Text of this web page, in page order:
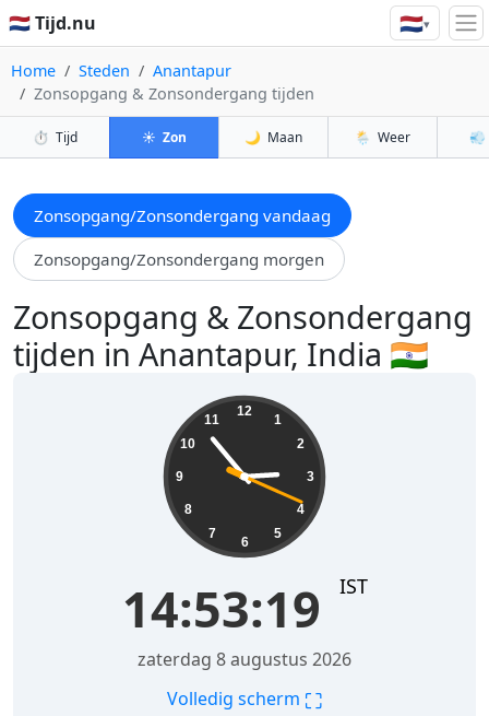
🇳🇱 Tijd.nu 🇳🇱▾
Home Steden
Anantapur
Zonsopgang & Zonsondergang tijden
⏱️ Tijd ☀️ Zon 🌙 Maan 🌦️ Weer 💨
Zonsopgang/Zonsondergang vandaag
Zonsopgang/Zonsondergang morgen
Zonsopgang & Zonsondergang
tijden in Anantapur, India 🇮🇳
12
1
2
3
4
5
6
7
8
9
10
11
14:53:21 IST
zaterdag 8 augustus 2026
Volledig scherm ⛶